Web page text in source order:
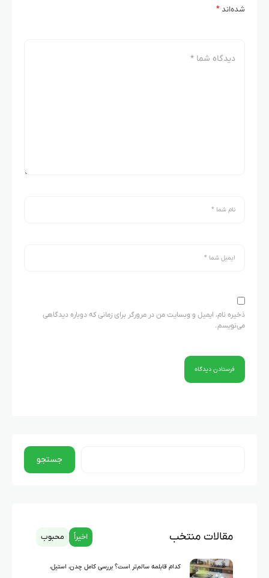
شده‌اند*
ذخیره نام، ایمیل و وبسایت من در مرورگر برای زمانی که دوباره دیدگاهی
می‌نویسم.
جستجو
مقالات منتخب اخیراً محبوب
کدام قابلمه سالم‌تر است؟ بررسی کامل چدن، استیل،